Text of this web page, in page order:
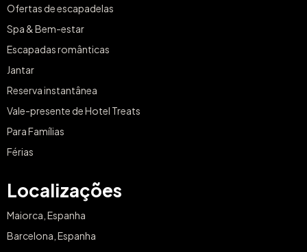
Reserva instantânea
Vale-presente de Hotel Treats
Para Famílias
Localizações
Madrid, Espanha
Costa del Sol, Espanha
Tenerife, Espanha